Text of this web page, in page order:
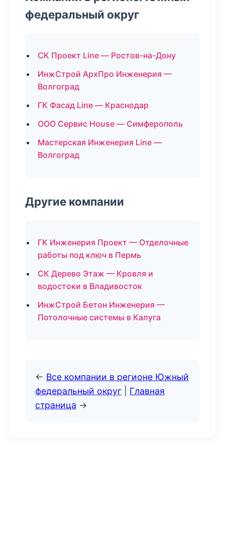
федеральный округ
СК Проект Line — Ростов-на-Дону
ИнжСтрой АрхПро Инженерия —
Волгоград
ГК Фасад Line — Краснодар
ООО Сервис House — Симферополь
Мастерская Инженерия Line —
Волгоград
Другие компании
ГК Инженерия Проект — Отделочные
работы под ключ в Пермь
СК Дерево Этаж — Кровля и
водостоки в Владивосток
ИнжСтрой Бетон Инженерия —
Потолочные системы в Калуга
← Все компании в регионе Южный
федеральный округ
Главная
страница →